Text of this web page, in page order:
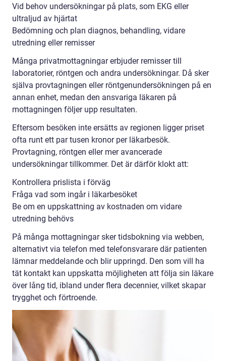
Vid behov undersökningar på plats, som EKG eller
ultraljud av hjärtat
Bedömning och plan diagnos, behandling, vidare
utredning eller remisser
Många privatmottagningar erbjuder remisser till
laboratorier, röntgen och andra undersökningar. Då sker
själva provtagningen eller röntgenundersökningen på en
annan enhet, medan den ansvariga läkaren på
mottagningen följer upp resultaten.
Eftersom besöken inte ersätts av regionen ligger priset
ofta runt ett par tusen kronor per läkarbesök.
Provtagning, röntgen eller mer avancerade
undersökningar tillkommer. Det är därför klokt att:
Kontrollera prislista i förväg
Fråga vad som ingår i läkarbesöket
Be om en uppskattning av kostnaden om vidare
utredning behövs
På många mottagningar sker tidsbokning via webben,
alternativt via telefon med telefonsvarare där patienten
lämnar meddelande och blir uppringd. Den som vill ha
tät kontakt kan uppskatta möjligheten att följa sin läkare
över lång tid, ibland under flera decennier, vilket skapar
trygghet och förtroende.